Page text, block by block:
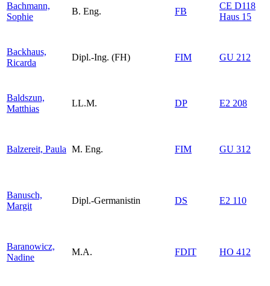
Bachmann,
Sophie
B. Eng. FB
CE D118
Haus 15
Backhaus,
Ricarda
Dipl.-Ing. (FH) FIM GU 212
Baldszun,
Matthias
LL.M. DP E2 208
Balzereit, Paula M. Eng. FIM GU 312
Banusch,
Margit
Dipl.-Germanistin DS E2 110
Baranowicz,
Nadine
M.A. FDIT HO 412